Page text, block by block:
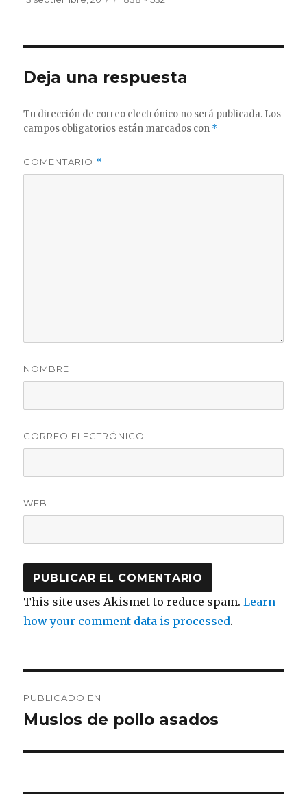
Deja una respuesta
Tu dirección de correo electrónico no será publicada. Los
campos obligatorios están marcados con *
COMENTARIO *
NOMBRE
CORREO ELECTRÓNICO
WEB
This site uses Akismet to reduce spam.Learn
how your comment data is processed.
de
PUBLICADO EN
Muslos de pollo asados